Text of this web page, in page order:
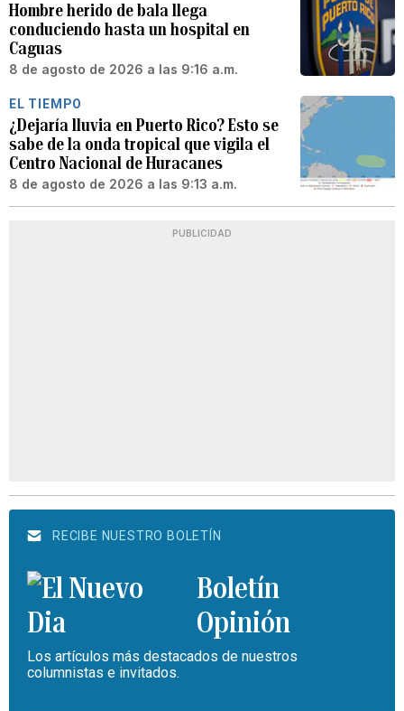
Hombre herido de bala llega
conduciendo hasta un hospital en
Caguas
8 de agosto de 2026 a las 9:16 a.m.
EL TIEMPO
¿Dejaría lluvia en Puerto Rico? Esto se
sabe de la onda tropical que vigila el
Centro Nacional de Huracanes
8 de agosto de 2026 a las 9:13 a.m.
PUBLICIDAD
RECIBE NUESTRO BOLETÍN
Boletín
Opinión
Los artículos más destacados de nuestros
columnistas e invitados.